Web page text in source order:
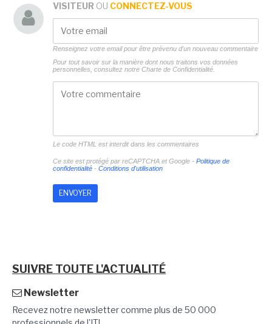
VISITEUR OU CONNECTEZ-VOUS
Renseignez votre email pour être prévenu d'un nouveau commentaire
Pour tout savoir sur la manière dont nous traitons vos données
personnelles, consultez notre Charte de Confidentialité.
Le code HTML est interdit dans les commentaires
Ce site est protégé par reCAPTCHA et Google - Politique de
confidentialité- Conditions d'utilisation
SUIVRE TOUTE L'ACTUALITÉ
Newsletter
Recevez notre newsletter comme plus de 50 000